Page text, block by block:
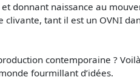
donnant naissance au
tant il est un OVNI
contemporaine ?
fourmillant d’idées.